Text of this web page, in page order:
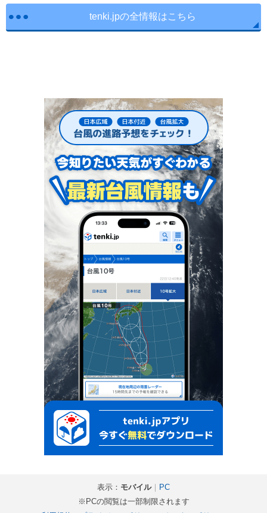
tenki.jpの全情報はこちら
表示： モバイル｜
PC
※PCの閲覧は一部制限されます